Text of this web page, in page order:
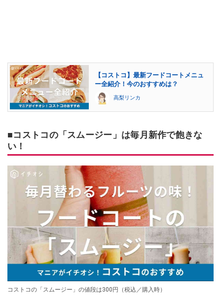
【コストコ】最新フードコートメニュ
ー全紹介！今のおすすめは？
高梨リンカ
■コストコの「スムージー」は毎月新作で飽きな
い！
コストコの「スムージー」の値段は300円（税込／購入時）